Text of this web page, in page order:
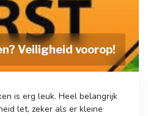
Veiligheid voorop!
is erg leuk. Heel belangrijk
let, zeker als er kleine